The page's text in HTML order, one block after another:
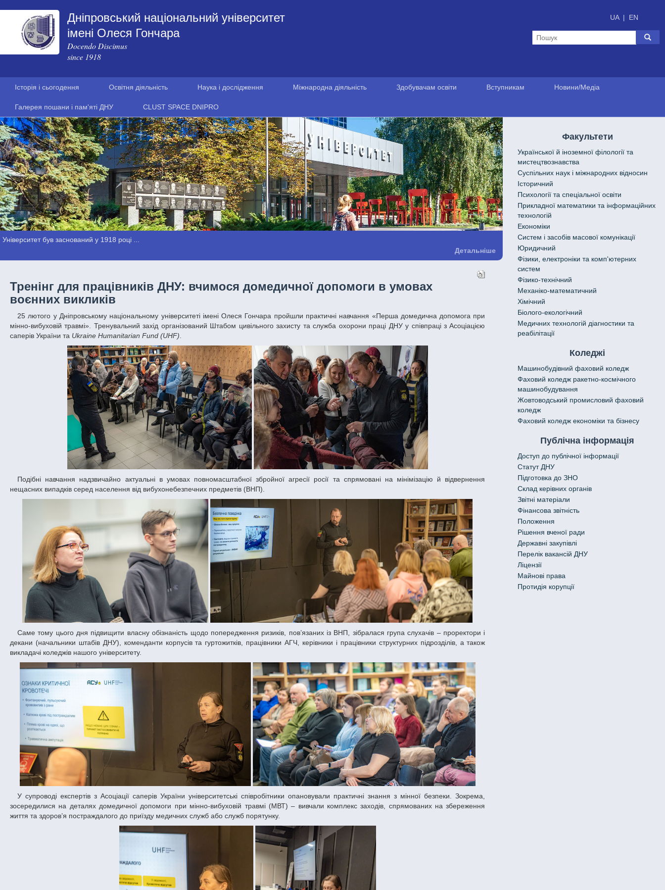
Дніпровський національний університет
імені Олеся Гончара
Docendo Discimus
since 1918
UA | EN
Історія і сьогодення Освітня діяльність Наука і дослідження Міжнародна діяльність Здобувачам освіти Вступникам Новини/Медіа
Галерея пошани і пам'яті ДНУ CLUST SPACE DNIPRO
Університет був заснований у 1918 році ...
Детальніше
Тренінг для працівників ДНУ: вчимося домедичної допомоги в умовах
воєнних викликів
25 лютого у Дніпровському національному університеті імені Олеся Гончара пройшли практичні навчання «Перша домедична допомога при
мінно-вибуховій травмі». Тренувальний захід організований Штабом цивільного захисту та служба охорони праці ДНУ у співпраці з Асоціацією
саперів України та Ukraine Humanitarian Fund (UHF)
Подібні навчання надзвичайно актуальні в умовах повномасштабної збройної агресії росії та спрямовані на мінімізацію й відвернення
нещасних випадків серед населення від вибухонебезпечних предметів (ВНП).
Саме тому цього дня підвищити власну обізнаність щодо попередження ризиків, пов’язаних із ВНП, зібралася група слухачів – проректори і
декани (начальники штабів ДНУ), коменданти корпусів та гуртожитків, працівники АГЧ, керівники і працівники структурних підрозділів, а також
викладачі коледжів нашого університету.
У супроводі експертів з Асоціації саперів України університетські співробітники опановували практичні знання з мінної безпеки. Зокрема,
зосередилися на деталях домедичної допомоги при мінно-вибуховій травмі (МВТ) – вивчали комплекс заходів, спрямованих на збереження
життя та здоров’я постраждалого до приїзду медичних служб або служб порятунку.
Факультети
Української й іноземної філології та
мистецтвознавства
Cуспільних наук і міжнародних відносин
Історичний
Психології та спеціальної освіти
Прикладної математики та інформаційних
технологій
Економіки
Систем і засобів масової комунікації
Юридичний
Фізики, електроніки та комп'ютерних
систем
Фізико-технічний
Механіко-математичний
Хімічний
Біолого-екологічний
Медичних технологій діагностики та
реабілітації
Коледжі
Машинобудівний фаховий коледж
Фаховий коледж ракетно-космічного
машинобудування
Жовтоводський промисловий фаховий
коледж
Фаховий коледж економіки та бізнесу
Публічна інформація
Доступ до публічної інформації
Статут ДНУ
Підготовка до ЗНО
Склад керівних органів
Звітні матеріали
Фінансова звітність
Положення
Рішення вченої ради
Державні закупівлі
Перелік вакансій ДНУ
Ліцензії
Майнові права
Протидія корупції